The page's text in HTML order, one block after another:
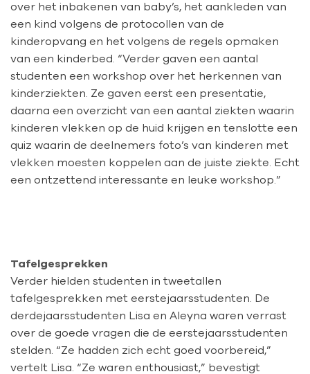
over het inbakenen van baby’s, het aankleden van
een kind volgens de protocollen van de
kinderopvang en het volgens de regels opmaken
van een kinderbed. “Verder gaven een aantal
studenten een workshop over het herkennen van
kinderziekten. Ze gaven eerst een presentatie,
daarna een overzicht van een aantal ziekten waarin
kinderen vlekken op de huid krijgen en tenslotte een
quiz waarin de deelnemers foto’s van kinderen met
vlekken moesten koppelen aan de juiste ziekte. Echt
een ontzettend interessante en leuke workshop.”
Tafelgesprekken
Verder hielden studenten in tweetallen
tafelgesprekken met eerstejaarsstudenten. De
derdejaarsstudenten Lisa en Aleyna waren verrast
over de goede vragen die de eerstejaarsstudenten
stelden. “Ze hadden zich echt goed voorbereid,”
vertelt Lisa. “Ze waren enthousiast,” bevestigt